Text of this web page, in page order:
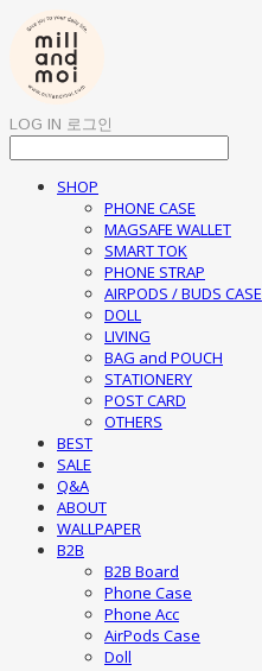
LOG IN 로그인
SHOP
PHONE CASE
MAGSAFE WALLET
SMART TOK
PHONE STRAP
AIRPODS / BUDS CASE
DOLL
LIVING
BAG and POUCH
STATIONERY
POST CARD
OTHERS
BEST
SALE
Q&A
ABOUT
WALLPAPER
B2B
B2B Board
Phone Case
Phone Acc
AirPods Case
Doll